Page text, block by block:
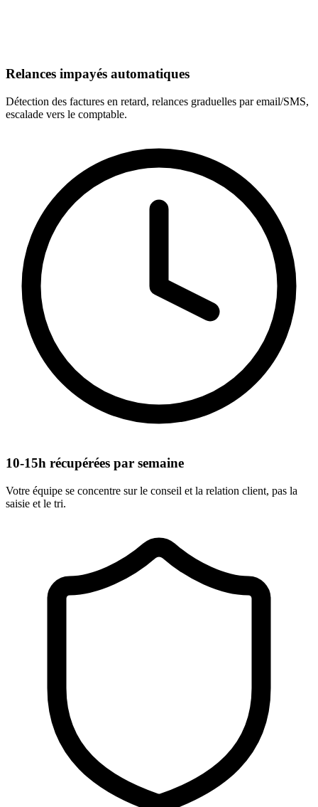
Relances impayés automatiques
Détection des factures en retard, relances graduelles par email/SMS,
escalade vers le comptable.
10-15h récupérées par semaine
Votre équipe se concentre sur le conseil et la relation client, pas la
saisie et le tri.